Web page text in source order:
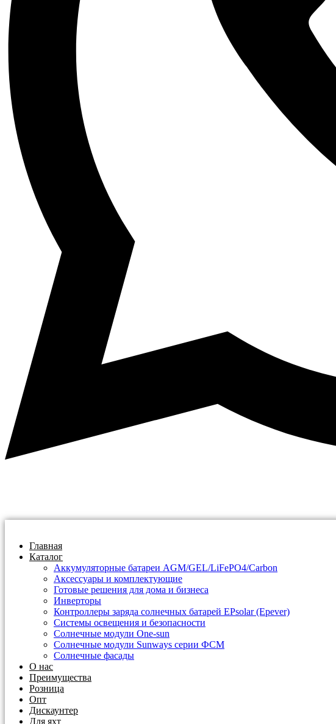
Главная
Каталог
Аккумуляторные батареи AGM/GEL/LiFePO4/Carbon
Аксессуары и комплектующие
Готовые решения для дома и бизнеса
Инверторы
Контроллеры заряда солнечных батарей EPsolar (Epever)
Системы освещения и безопасности
Солнечные модули One-sun
Солнечные модули Sunways серии ФСМ
Солнечные фасады
О нас
Преимущества
Розница
Опт
Дискаунтер
Для яхт